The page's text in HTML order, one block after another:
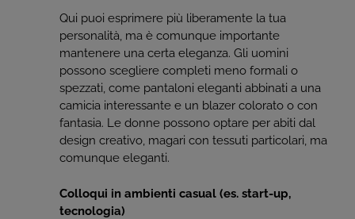
Qui puoi esprimere più liberamente la tua
personalità, ma è comunque importante
mantenere una certa eleganza. Gli uomini
possono scegliere completi meno formali o
spezzati, come pantaloni eleganti abbinati a una
camicia interessante e un blazer colorato o con
fantasia. Le donne possono optare per abiti dal
design creativo, magari con tessuti particolari, ma
comunque eleganti.
Colloqui in ambienti casual (es. start-up,
tecnologia)